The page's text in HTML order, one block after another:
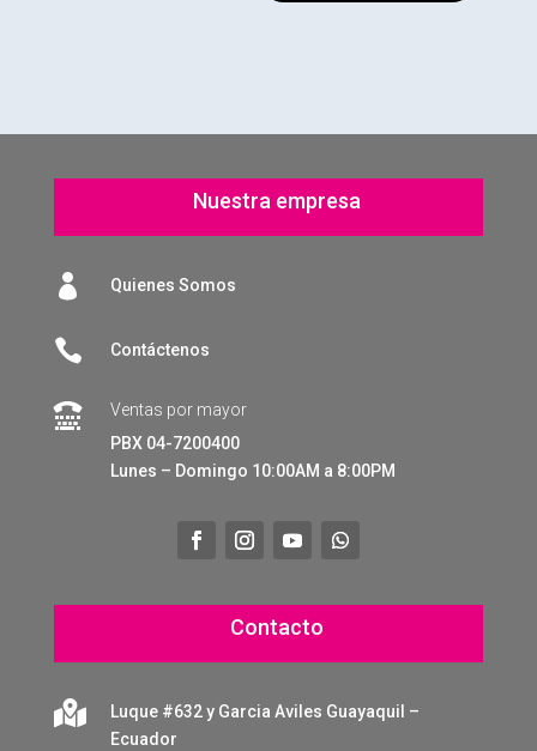
Nuestra empresa
 Quienes Somos
 Contáctenos

Ventas por mayor
PBX 04-7200400
Lunes – Domingo 10:00AM a 8:00PM
Contacto

Luque #632 y Garcia Aviles Guayaquil –
Ecuador